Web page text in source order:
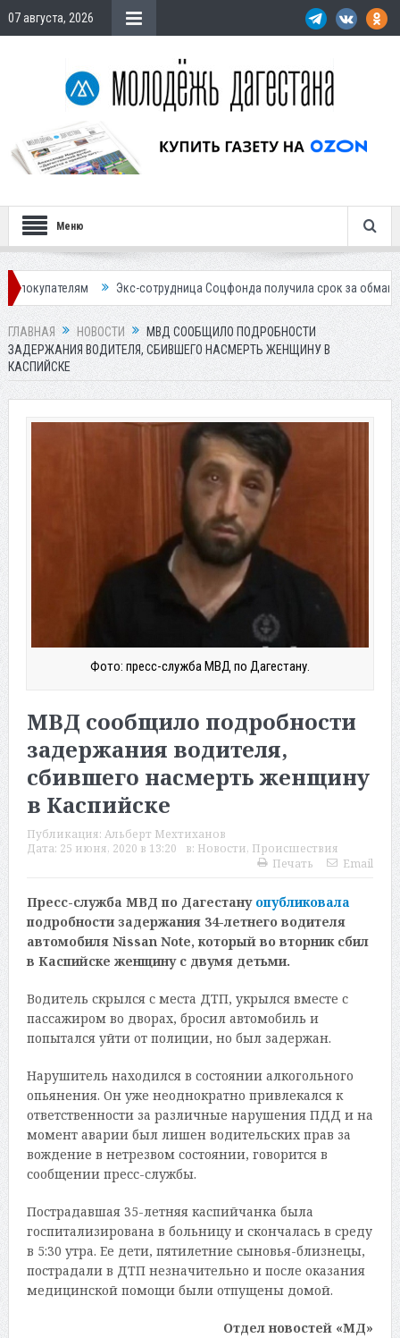
07 августа, 2026
Меню
Экс-сотрудница Соцфонда получила срок за обман клиентов
ГЛАВНАЯ НОВОСТИ
МВД СООБЩИЛО ПОДРОБНОСТИ
ЗАДЕРЖАНИЯ ВОДИТЕЛЯ, СБИВШЕГО НАСМЕРТЬ ЖЕНЩИНУ В
КАСПИЙСКЕ
Фото: пресс-служба МВД по Дагестану.
МВД сообщило подробности
задержания водителя,
сбившего насмерть женщину
в Каспийске
Публикация: Альберт Мехтиханов
Дата: 25 июня, 2020 в 13:20 в: Новости, Происшествия
Печать
Email
Пресс-служба МВД по Дагестану опубликовала
подробности задержания 34-летнего водителя
автомобиля Nissan Note, который во вторник сбил
в Каспийске женщину с двумя детьми.
Водитель скрылся с места ДТП, укрылся вместе с
пассажиром во дворах, бросил автомобиль и
попытался уйти от полиции, но был задержан.
Нарушитель находился в состоянии алкогольного
опьянения. Он уже неоднократно привлекался к
ответственности за различные нарушения ПДД и на
момент аварии был лишен водительских прав за
вождение в нетрезвом состоянии, говорится в
сообщении пресс-службы.
Пострадавшая 35-летняя каспийчанка была
госпитализирована в больницу и скончалась в среду
в 5:30 утра. Ее дети, пятилетние сыновья-близнецы,
пострадали в ДТП незначительно и после оказания
медицинской помощи были отпущены домой.
Отдел новостей «МД»